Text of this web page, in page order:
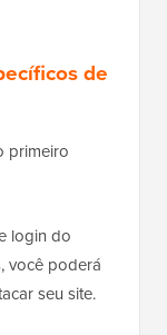
de
primeiro
login do
você poderá
seu site.